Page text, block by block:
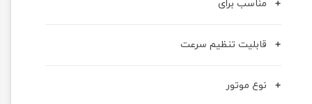
قابلیت تنظيم سرعت
نوع موتور